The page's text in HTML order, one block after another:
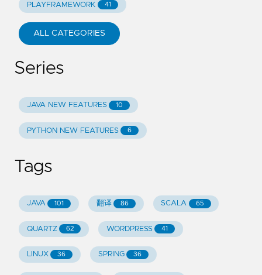
PLAYFRAMEWORK 41
ALL CATEGORIES
Series
JAVA NEW FEATURES 10
PYTHON NEW FEATURES 6
Tags
JAVA 101 翻译 86 SCALA 65
QUARTZ 62 WORDPRESS 41
LINUX 36 SPRING 36